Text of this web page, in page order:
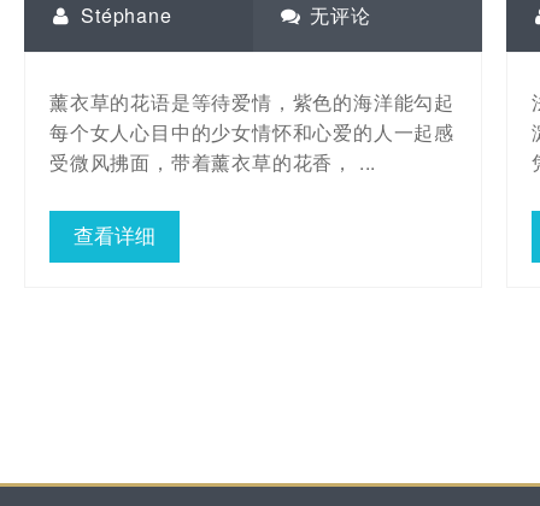
Stéphane 无评论
薰衣草的花语是等待爱情，紫色的海洋能勾起
每个女人心目中的少女情怀和心爱的人一起感
受微风拂面，带着薰衣草的花香， ...
查看详细